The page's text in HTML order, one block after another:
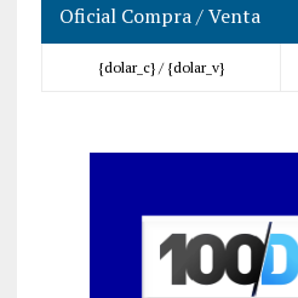
Oficial Compra / Venta
{dolar_c} / {dolar_v}